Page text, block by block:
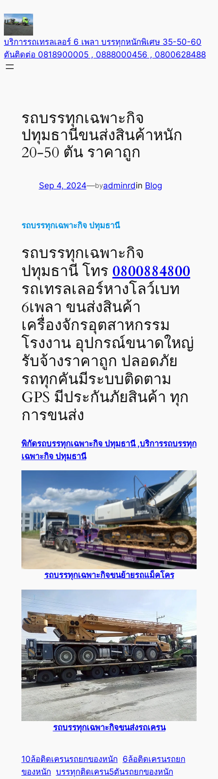
to
content
บริการรถเทรลเลอร์ 6 เพลา บรรทุกหนักพิเศษ 35-50-60
ตันติดต่อ 0818900005 , 0888000456 , 0800628488
รถบรรทุกเฉพาะกิจ
ปทุมธานีขนส่งสินค้าหนัก
20-50 ตัน ราคาถูก
Sep 4, 2024—byadminrdin Blog
รถบรรทุกเฉพาะกิจ ปทุมธานี
รถบรรทุกเฉพาะกิจ
ปทุมธานี โทร 0800884800
รถเทรลเลอร์หางโลว์เบท
6เพลา ขนส่งสินค้า
เครื่องจักรอุตสาหกรรม
โรงงาน อุปกรณ์ขนาดใหญ่
รับจ้างราคาถูก ปลอดภัย
รถทุกคันมีระบบติดตาม
GPS มีประกันภัยสินค้า ทุก
การขนส่ง
พิกัดรถบรรทุกเฉพาะกิจ ปทุมธานี ,บริการรถบรรทุก
เฉพาะกิจ ปทุมธานี
รถบรรทุกเฉพาะกิจขนย้ายรถแม็คโคร
รถบรรทุกเฉพาะกิจขนส่งรถเครน
10ล้อติดเครนรถยกของหนัก 6ล้อติดเครนรถยก
ของหนัก บรรทุกติดเครน5ตันรถยกของหนัก